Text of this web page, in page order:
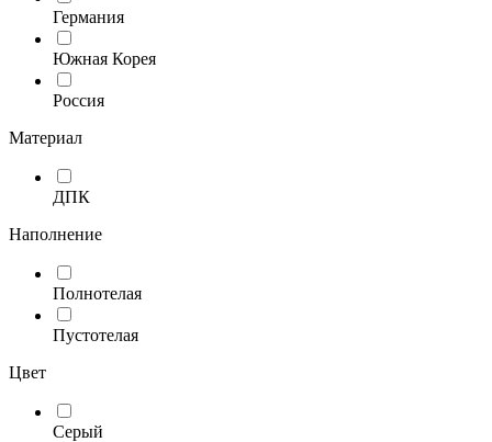
Германия
Южная Корея
Россия
Материал
ДПК
Наполнение
Полнотелая
Пустотелая
Цвет
Серый